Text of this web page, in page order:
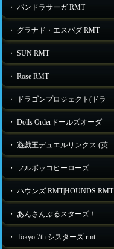
・ パンドラサーガ RMT
・ グラナド・エスパダ RMT
・ SUN RMT
・ Rose RMT
・ ドラゴンプロジェクト(ドラ
・ Dolls Orderドールズオーダ
・ 遊戯王デュエルリンクス (英
・ フルボッコヒーローズ
・ ハウンズ RMT|HOUNDS RMT
・ あんさんぶるスターズ！
・ Tokyo 7th シスターズ rmt